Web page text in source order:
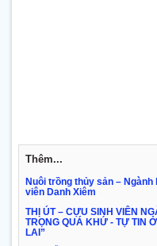
Thêm...
Nuôi trồng thủy sản –
viên Danh Xiêm
THỊ ÚT – CỰU SINH VIÊN
TRỌNG QUÁ KHỨ - TỰ TIN
LAI”